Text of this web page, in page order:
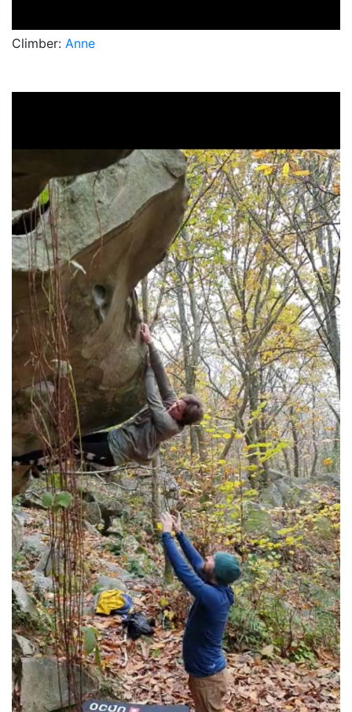
Climber: Anne